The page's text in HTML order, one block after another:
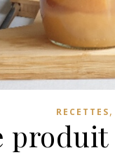
RECETTES,